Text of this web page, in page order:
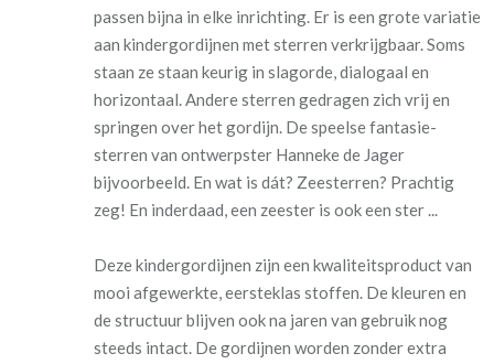
passen bijna in elke inrichting. Er is een grote variatie
aan kindergordijnen met sterren verkrijgbaar. Soms
staan ze staan keurig in slagorde, dialogaal en
horizontaal. Andere sterren gedragen zich vrij en
springen over het gordijn. De speelse fantasie-
sterren van ontwerpster Hanneke de Jager
bijvoorbeeld. En wat is dát? Zeesterren? Prachtig
zeg! En inderdaad, een zeester is ook een ster ...
Deze kindergordijnen zijn een kwaliteitsproduct van
mooi afgewerkte, eersteklas stoffen. De kleuren en
de structuur blijven ook na jaren van gebruik nog
steeds intact. De gordijnen worden zonder extra